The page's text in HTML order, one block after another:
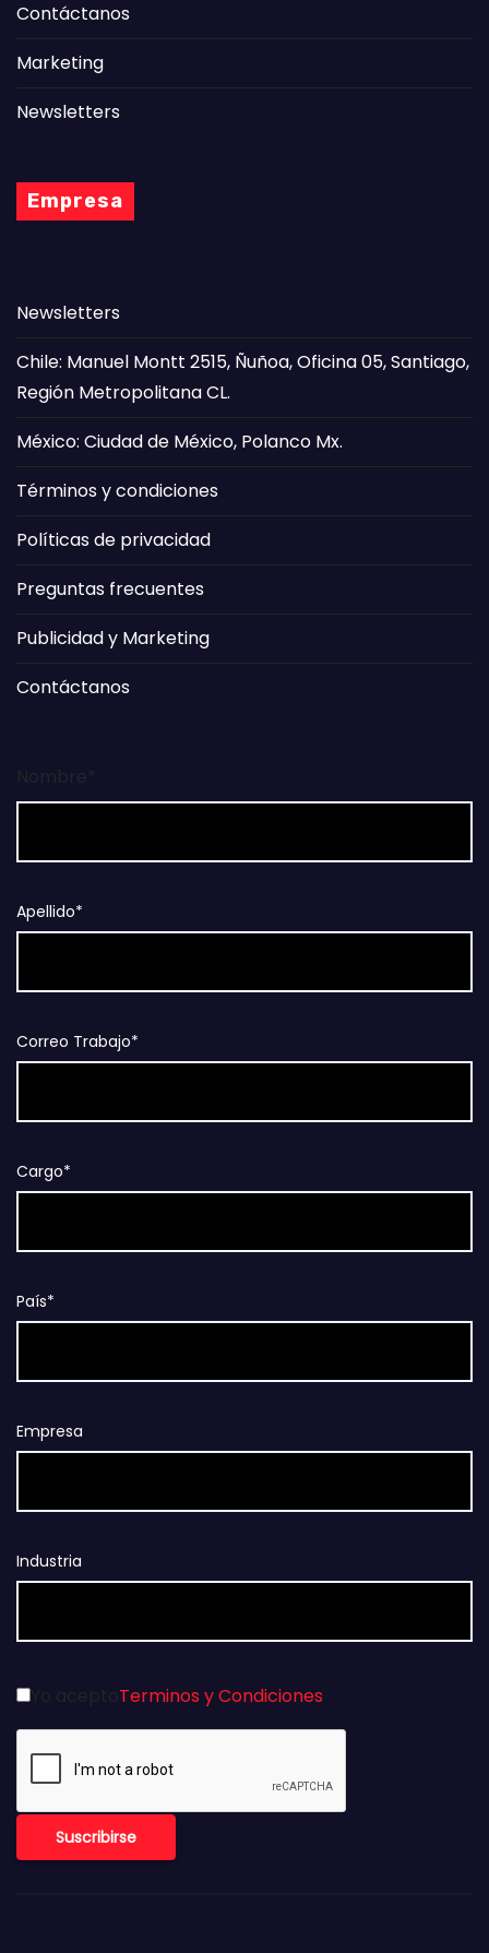
Contáctanos
Marketing
Newsletters
Empresa
Newsletters
Chile: Manuel Montt 2515, Ñuñoa, Oficina 05, Santiago,
Región Metropolitana CL.
México: Ciudad de México, Polanco Mx.
Términos y condiciones
Políticas de privacidad
Preguntas frecuentes
Publicidad y Marketing
Contáctanos
Apellido*
Correo Trabajo*
Cargo*
País*
Empresa
Industria
Terminos y Condiciones